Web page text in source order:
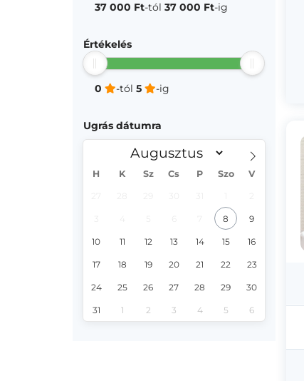
37 000 Ft-tól 37 000 Ft-ig
Értékelés
0 -tól 5 -ig
Ugrás dátumra
H K Sz Cs P Szo V
8 9
10 11 12 13 14 15 16
17 18 19 20 21 22 23
24 25 26 27 28 29 30
31 1 2 3 4 5 6